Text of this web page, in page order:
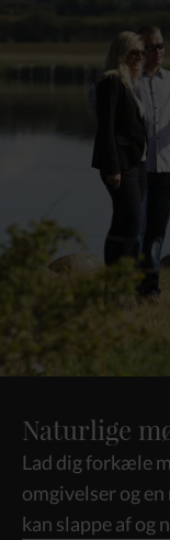
Naturlige
Lad dig forkæle
omgivelser og
kan slappe af og